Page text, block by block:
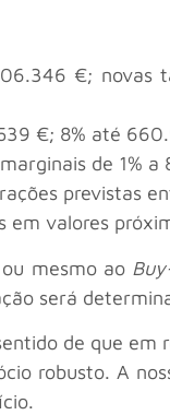
€; novas
€; 8% até
de 1%
previstas
em valores
mesmo ao
será
de que
robusto. A